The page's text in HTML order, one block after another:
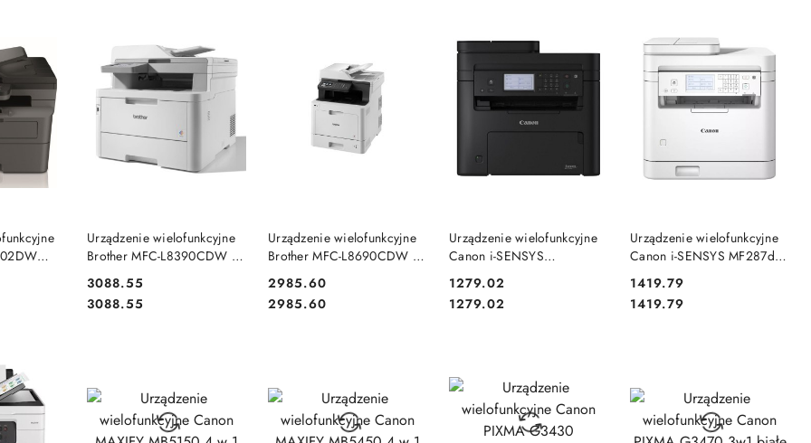
Urządzenie wielofunkcyjne
Brother MFC-L8390CDW 4
Cena:
3088.55
Cena:
3088.55
DO KOSZYKA
Urządzenie wielofunkcyjne
Brother MFC-L8690CDW 4
Cena:
2985.60
Cena:
2985.60
DO KOSZYKA
Urządzenie wielofunkcyjne
Canon i-SENSYS
Cena:
1279.02
Cena:
1279.02
DO KOSZYKA
Urządzenie wielofunkcyjne
Canon i-SENSYS MF287dw
Cena:
1419.79
Cena:
1419.79
DO KOSZYKA